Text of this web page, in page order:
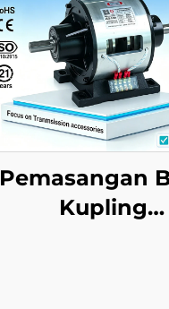
Pemasangan
Kupling